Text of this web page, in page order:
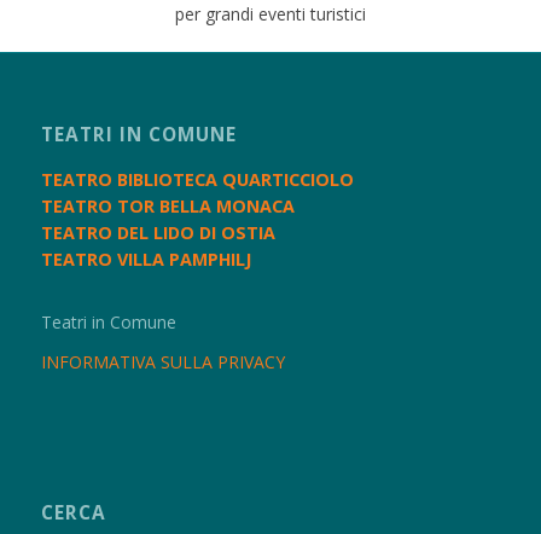
per grandi eventi turistici
TEATRI IN COMUNE
TEATRO BIBLIOTECA QUARTICCIOLO
TEATRO TOR BELLA MONACA
TEATRO DEL LIDO DI OSTIA
TEATRO VILLA PAMPHILJ
Teatri in Comune
INFORMATIVA SULLA PRIVACY
CERCA